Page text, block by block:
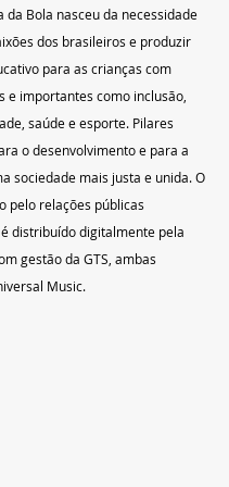
da Bola nasceu da necessidade
dos brasileiros e produzir
para as crianças com
e importantes como inclusão,
saúde e esporte. Pilares
o desenvolvimento e para a
sociedade mais justa e unida. O
pelo relações públicas
distribuído digitalmente pela
gestão da GTS, ambas
Music.